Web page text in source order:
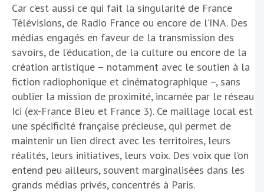
Car c’est aussi ce qui fait la singularité de France
Télévisions, de Radio France ou encore de l’INA. Des
médias engagés en faveur de la transmission des
savoirs, de l’éducation, de la culture ou encore de la
création artistique – notamment avec le soutien à la
fiction radiophonique et cinématographique –, sans
oublier la mission de proximité, incarnée par le réseau
Ici (ex-France Bleu et France 3). Ce maillage local est
une spécificité française précieuse, qui permet de
maintenir un lien direct avec les territoires, leurs
réalités, leurs initiatives, leurs voix. Des voix que l’on
entend peu ailleurs, souvent marginalisées dans les
grands médias privés, concentrés à Paris.